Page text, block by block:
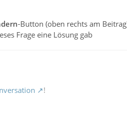
-Button (oben rechts am
Frage eine Lösung gab
!